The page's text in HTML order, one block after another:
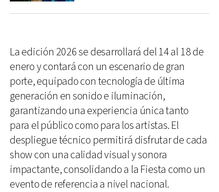
La edición 2026 se desarrollará del 14 al 18 de
enero y contará con un escenario de gran
porte, equipado con tecnología de última
generación en sonido e iluminación,
garantizando una experiencia única tanto
para el público como para los artistas. El
despliegue técnico permitirá disfrutar de cada
show con una calidad visual y sonora
impactante, consolidando a la Fiesta como un
evento de referencia a nivel nacional.